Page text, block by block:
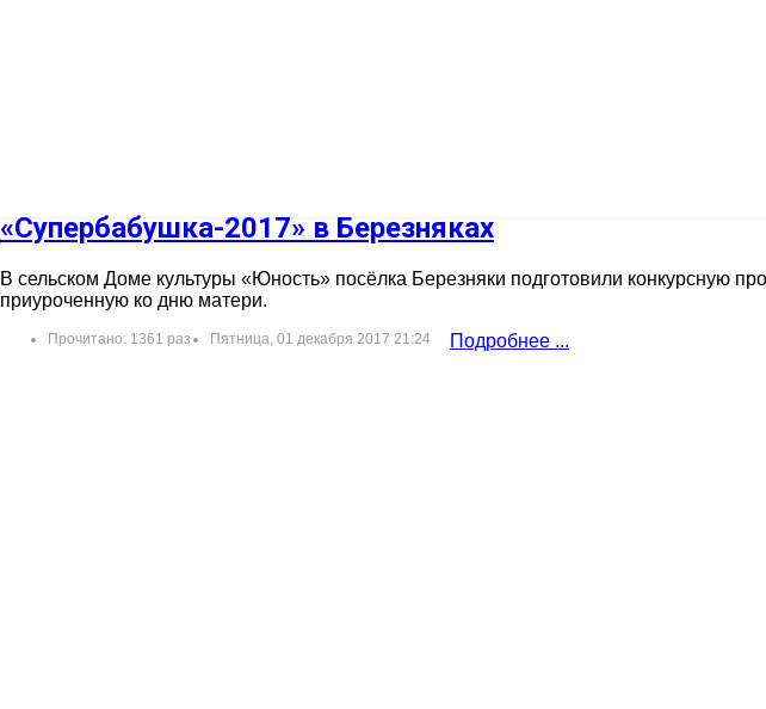
«Супербабушка-2017» в Березняках
В сельском Доме культуры «Юность» посёлка Березняки подготовили конкурсную
приуроченную ко дню матери.
Прочитано: 1361 раз Пятница, 01 декабря 2017 21:24 Подробнее ...